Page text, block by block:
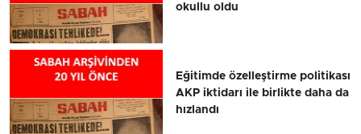
okullu oldu
Eğitimde özelleştirme politikası
AKP iktidarı ile birlikte daha da
hızlandı